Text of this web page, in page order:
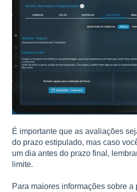
É importante que as avaliações
do prazo estipulado, mas caso
um dia antes do prazo final,
limite.
Para maiores informações sobre a